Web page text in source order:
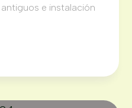
e instalación